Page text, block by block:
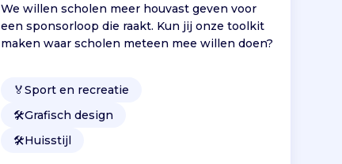
We willen scholen meer houvast geven voor
een sponsorloop die raakt. Kun jij onze toolkit
maken waar scholen meteen mee willen doen?
🏅Sport en recreatie
🛠️Grafisch design
🛠️Huisstijl